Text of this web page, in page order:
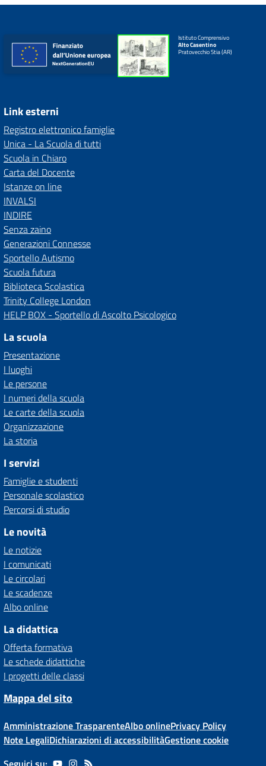
Istituto Comprensivo
Alto Casentino
Pratovecchio Stia (AR)
Link esterni
Registro elettronico famiglie
Unica - La Scuola di tutti
Scuola in Chiaro
Carta del Docente
Istanze on line
INVALSI
INDIRE
Senza zaino
Generazioni Connesse
Sportello Autismo
Scuola futura
Biblioteca Scolastica
Trinity College London
HELP BOX - Sportello di Ascolto Psicologico
La scuola
Presentazione
I luoghi
Le persone
I numeri della scuola
Le carte della scuola
Organizzazione
La storia
I servizi
Famiglie e studenti
Personale scolastico
Percorsi di studio
Le novità
Le notizie
I comunicati
Le circolari
Le scadenze
Albo online
La didattica
Offerta formativa
Le schede didattiche
I progetti delle classi
Mappa del sito
Amministrazione TrasparenteAlbo onlinePrivacy Policy
Note LegaliDichiarazioni di accessibilitàGestione cookie